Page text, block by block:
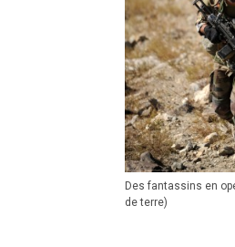
Des fantassins en
de terre)